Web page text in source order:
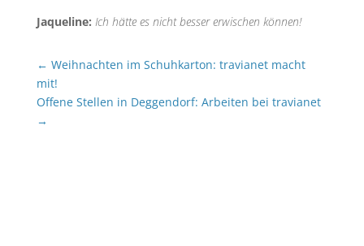
Jaqueline: Ich hätte es nicht besser erwischen können!
← Weihnachten im Schuhkarton: travianet macht
mit!
Offene Stellen in Deggendorf: Arbeiten bei travianet
→